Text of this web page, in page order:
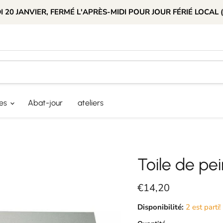
20 JANVIER, FERMÉ L'APRÈS-MIDI POUR JOUR FÉRIÉ LOCAL
Abat-jour ateliers
Toile de
Prix actuel
€14,20
Disponibilité: 2 est parti!